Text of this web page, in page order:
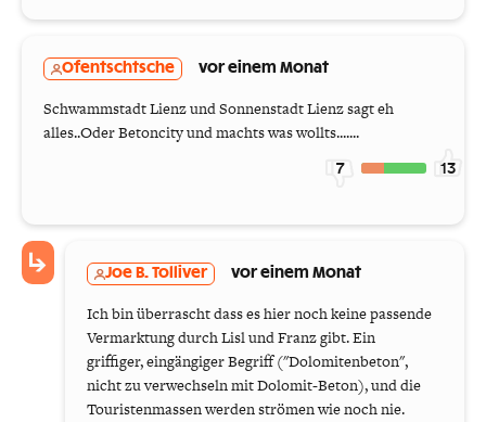
Ofentschtsche vor einem Monat
Schwammstadt Lienz und Sonnenstadt Lienz sagt eh
alles..Oder Betoncity und machts was wollts.......
7 13
Joe B. Tolliver vor einem Monat
Ich bin überrascht dass es hier noch keine passende
Vermarktung durch Lisl und Franz gibt. Ein
griffiger, eingängiger Begriff ("Dolomitenbeton",
nicht zu verwechseln mit Dolomit-Beton), und die
Touristenmassen werden strömen wie noch nie.